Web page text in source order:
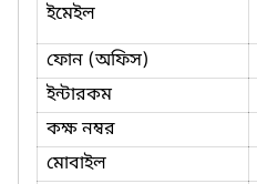
ইমেইল
ফোন (অফিস)
ইন্টারকম
কক্ষ নম্বর
মোবাইল